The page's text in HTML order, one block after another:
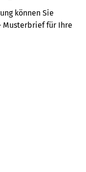
können Sie
Musterbrief für Ihre